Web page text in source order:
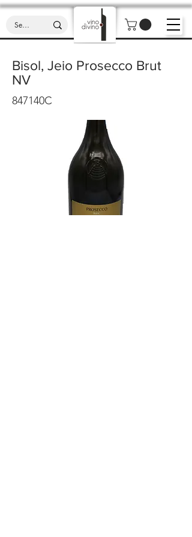
Bisol, Jeio Prosecco Brut
NV
847140C